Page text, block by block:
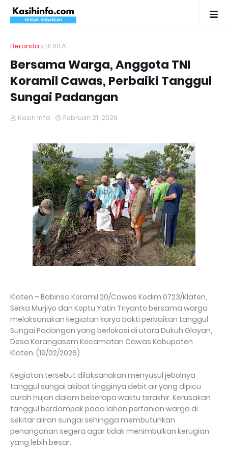
Beranda BERITA
Bersama Warga, Anggota TNI
Koramil Cawas, Perbaiki Tanggul
Sungai Padangan
Kasih Info Februari 21, 2026
Klaten – Babinsa Koramil 20/Cawas Kodim 0723/Klaten,
Serka Murjiyo dan Koptu Yatin Triyanto bersama warga
melaksanakan kegiatan karya bakti perbaikan tanggul
Sungai Padangan yang berlokasi di utara Dukuh Glayan,
Desa Karangasem Kecamatan Cawas Kabupaten
Klaten. (19/02/2026)
Kegiatan tersebut dilaksanakan menyusul jebolnya
tanggul sungai akibat tingginya debit air yang dipicu
curah hujan dalam beberapa waktu terakhir. Kerusakan
tanggul berdampak pada lahan pertanian warga di
sekitar aliran sungai sehingga membutuhkan
penanganan segera agar tidak menimbulkan kerugian
yang lebih besar.